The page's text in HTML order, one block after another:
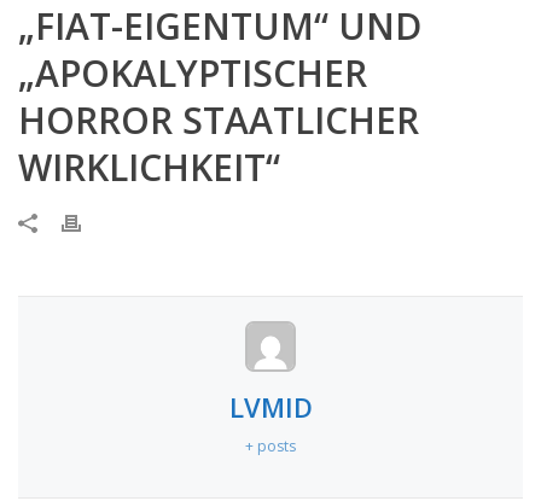
„FIAT-EIGENTUM“ UND
„APOKALYPTISCHER
HORROR STAATLICHER
WIRKLICHKEIT“
LVMID
+ posts